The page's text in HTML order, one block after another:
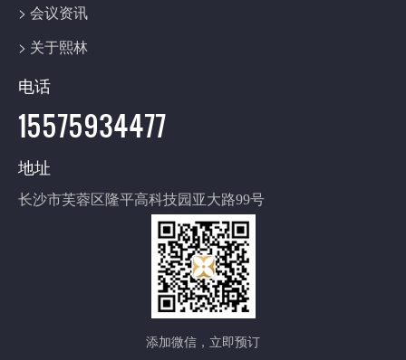
> 会议资讯
> 关于熙林
电话
15575934477
地址
长沙市芙蓉区隆平高科技园亚大路99号
添加微信，立即预订